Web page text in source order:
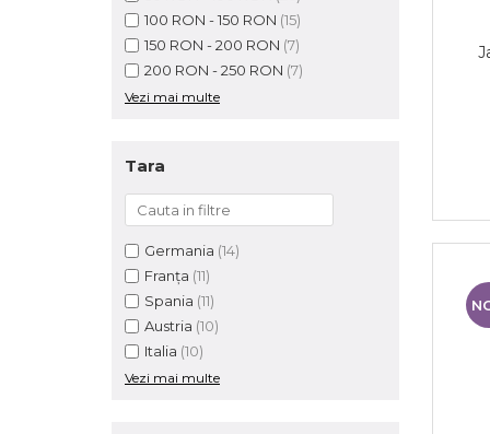
100 RON - 150 RON (15)
150 RON - 200 RON (7)
200 RON - 250 RON (7)
Vezi mai multe
Tara
Germania (14)
Franța (11)
Spania (11)
Austria (10)
Italia (10)
Vezi mai multe